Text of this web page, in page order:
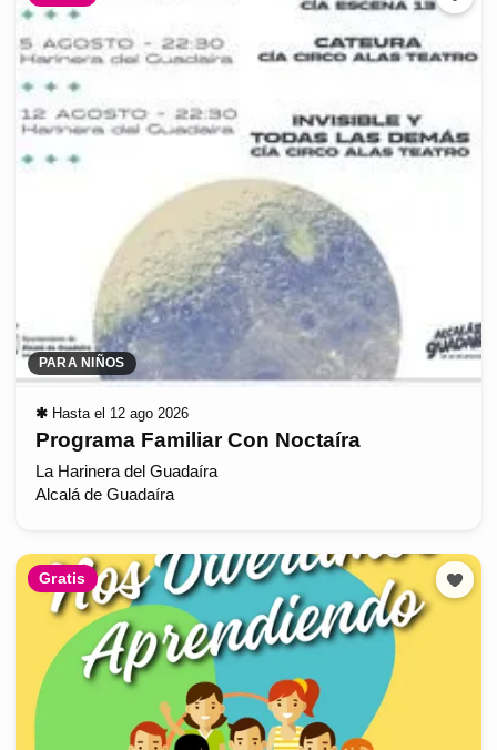
PARA NIÑOS
✱ Hasta el 12 ago 2026
Programa Familiar Con Noctaíra
La Harinera del Guadaíra
Alcalá de Guadaíra
Gratis